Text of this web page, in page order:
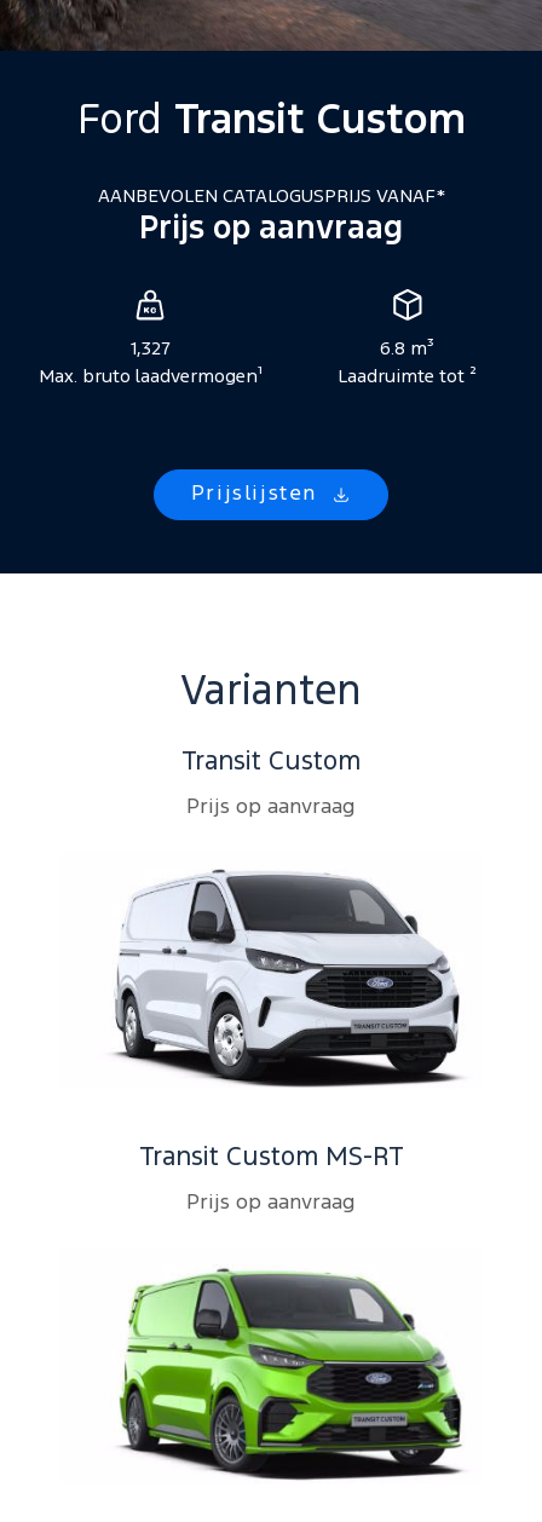
Ford Transit Custom
AANBEVOLEN CATALOGUSPRIJS VANAF*
Prijs op aanvraag
Voertuigspecificaties
1,327
Max. bruto laadvermogen¹
6.8 m³
Laadruimte tot ²
Prijslijsten
Varianten
Transit Custom
Prijs op aanvraag
Transit Custom MS-RT
Prijs op aanvraag